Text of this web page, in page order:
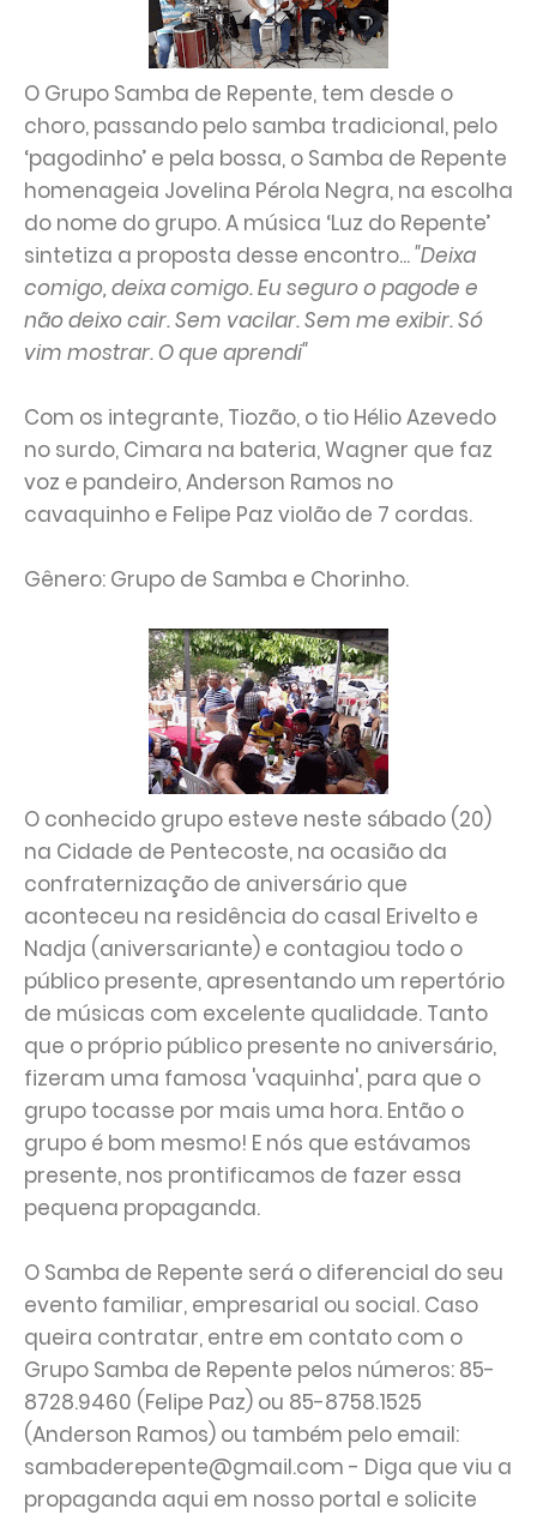
O Grupo Samba de Repente, tem desde o
choro, passando pelo samba tradicional, pelo
‘pagodinho’ e pela bossa, o Samba de Repente
homenageia Jovelina Pérola Negra, na escolha
do nome do grupo. A música ‘Luz do Repente’
sintetiza a proposta desse encontro..."Deixa
comigo, deixa comigo. Eu seguro o pagode e
não deixo cair. Sem vacilar. Sem me exibir. Só
vim mostrar. O que aprendi"
Com os integrante, Tiozão, o tio Hélio Azevedo
no surdo, Cimara na bateria, Wagner que faz
voz e pandeiro, Anderson Ramos no
cavaquinho e Felipe Paz violão de 7 cordas.
Gênero: Grupo de Samba e Chorinho.
O conhecido grupo esteve neste sábado (20)
na Cidade de Pentecoste, na ocasião da
confraternização de aniversário que
aconteceu na residência do casal Erivelto e
Nadja (aniversariante) e contagiou todo o
público presente, apresentando um repertório
de músicas com excelente qualidade. Tanto
que o próprio público presente no aniversário,
fizeram uma famosa 'vaquinha', para que o
grupo tocasse por mais uma hora. Então o
grupo é bom mesmo! E nós que estávamos
presente, nos prontificamos de fazer essa
pequena propaganda.
O Samba de Repente será o diferencial do seu
evento familiar, empresarial ou social. Caso
queira contratar, entre em contato com o
Grupo Samba de Repente pelos números: 85-
8728.9460 (Felipe Paz) ou 85-8758.1525
(Anderson Ramos) ou também pelo email:
sambaderepente@gmail.com - Diga que viu a
propaganda aqui em nosso portal e solicite